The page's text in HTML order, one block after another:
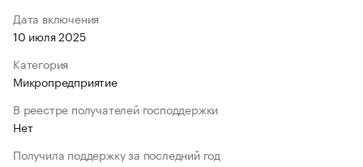
Дата включения
10 июля 2025
Категория
Микропредприятие
В реестре получателей господдержки
Нет
Получила поддержку за последний год